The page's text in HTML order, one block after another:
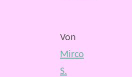
Von
Mirco
S.